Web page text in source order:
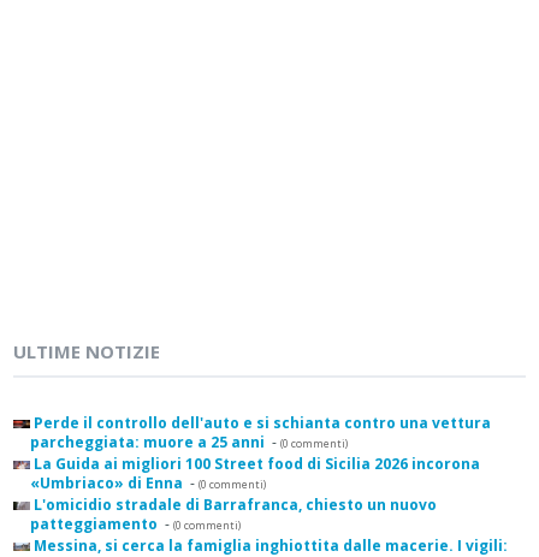
ULTIME NOTIZIE
Perde il controllo dell'auto e si schianta contro una vettura
parcheggiata: muore a 25 anni - (0 commenti)
La Guida ai migliori 100 Street food di Sicilia 2026 incorona
«Umbriaco» di Enna - (0 commenti)
L'omicidio stradale di Barrafranca, chiesto un nuovo
patteggiamento - (0 commenti)
Messina, si cerca la famiglia inghiottita dalle macerie. I vigili: